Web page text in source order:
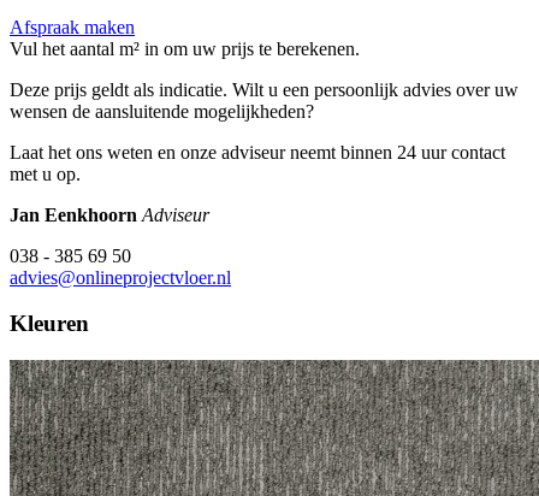
Afspraak maken
Vul het aantal m² in om uw prijs te berekenen.
Deze prijs geldt als indicatie. Wilt u een persoonlijk advies over uw
wensen de aansluitende mogelijkheden?
Laat het ons weten en onze adviseur neemt binnen 24 uur contact
met u op.
Jan Eenkhoorn Adviseur
038 - 385 69 50
advies@onlineprojectvloer.nl
Kleuren